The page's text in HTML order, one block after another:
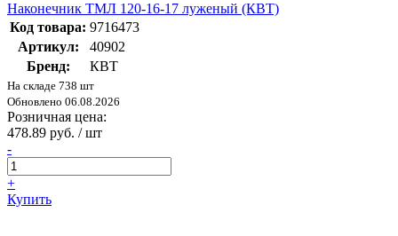
Наконечник ТМЛ 120-16-17 луженый (КВТ)
Код товара: 9716473
Артикул:
40902
Бренд:
КВТ
На складе 738 шт
Обновлено 06.08.2026
Розничная цена:
478.89 руб. / шт
-
+
Купить